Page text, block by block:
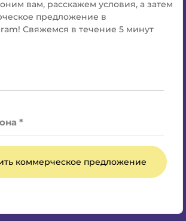
вам, расскажем условия, а затем
предложение в
Свяжемся в течение 5 минут
*
коммерческое предложение